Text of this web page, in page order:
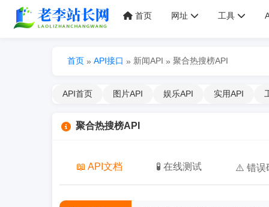
首页 网址 工具
首页 » API接口 » 新闻API » 聚合热搜榜API
API首页 图片API 娱乐API 实用API
聚合热搜榜API
📖 API文档 🧪 在线测试 ⚠️ 错误